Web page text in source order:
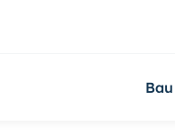
Bau